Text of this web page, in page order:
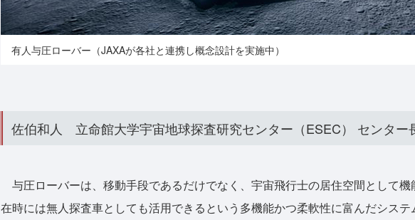
有人与圧ローバー（JAXAが各社と連携し概念設計を実施中）
佐伯和人 立命館大学宇宙地球探査研究センター（ESEC） センター
与圧ローバーは、移動手段であるだけでなく、宇宙飛行士の居住空間として機
在時には無人探査車としても活用できるという多機能かつ柔軟性に富んだシス